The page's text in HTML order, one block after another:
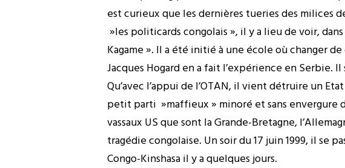
est curieux que les dernières tueries des milices
»les politicards congolais », il y a lieu de voir,
Kagame ». Il a été initié à une école où changer
Jacques Hogard en a fait l’expérience en
Qu’avec l’appui de l’OTAN, il vient détruire un
petit parti »maffieux » minoré et sans envergure
vassaux US que sont la Grande-Bretagne,
tragédie congolaise. Un soir du 17 juin 1999, il se
Congo-Kinshasa il y a quelques jours.